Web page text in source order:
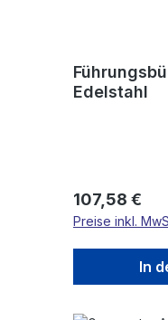
Edelstahl
Regulärer
107,58 €
Preise inkl.
In